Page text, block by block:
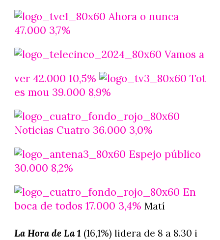
Ahora o nunca
47.000 3,7%
Vamos a
ver 42.000 10,5%
Tot
es mou 39.000 8,9%
Noticias Cuatro 36.000 3,0%
Espejo público
30.000 8,2%
En
boca de todos 17.000 3,4% Matí
La Hora de La 1 (16,1%) lidera de 8 a 8.30 i